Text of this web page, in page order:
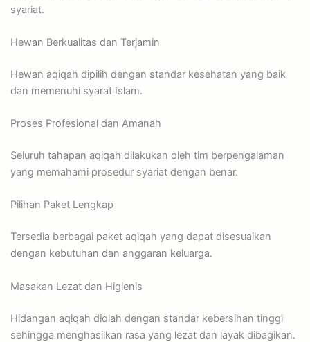
syariat.
Hewan Berkualitas dan Terjamin
Hewan aqiqah dipilih dengan standar kesehatan yang baik
dan memenuhi syarat Islam.
Proses Profesional dan Amanah
Seluruh tahapan aqiqah dilakukan oleh tim berpengalaman
yang memahami prosedur syariat dengan benar.
Pilihan Paket Lengkap
Tersedia berbagai paket aqiqah yang dapat disesuaikan
dengan kebutuhan dan anggaran keluarga.
Masakan Lezat dan Higienis
Hidangan aqiqah diolah dengan standar kebersihan tinggi
sehingga menghasilkan rasa yang lezat dan layak dibagikan.